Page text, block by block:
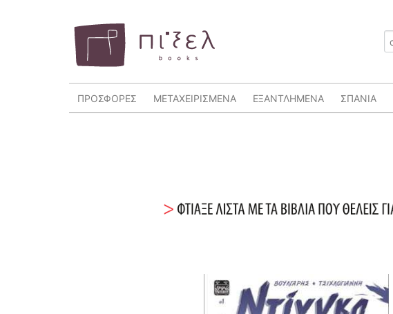
ΠΡΟΣΦΟΡΕΣ ΜΕΤΑΧΕΙΡΙΣΜΕΝΑ ΕΞΑΝΤΛΗΜΕΝΑ ΣΠΑΝΙΑ